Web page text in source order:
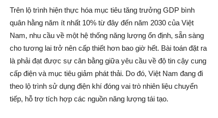
Trên lộ trình hiện thực hóa mục tiêu tăng trưởng GDP bình
quân hằng năm ít nhất 10% từ đây đến năm 2030 của Việt
Nam, nhu cầu về một hệ thống năng lượng ổn định, sẵn sàng
cho tương lai trở nên cấp thiết hơn bao giờ hết. Bài toán đặt ra
là phải đạt được sự cân bằng giữa yêu cầu về độ tin cậy cung
cấp điện và mục tiêu giảm phát thải. Do đó, Việt Nam đang đi
theo lộ trình sử dụng điện khí đóng vai trò nhiên liệu chuyển
tiếp, hỗ trợ tích hợp các nguồn năng lượng tái tạo.